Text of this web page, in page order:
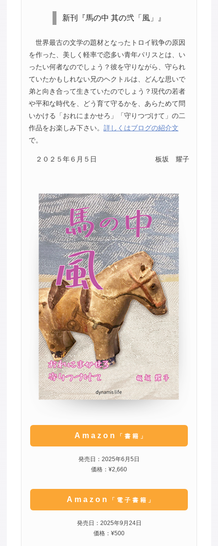
新刊『馬の中 其の弐「風」』
世界最古の文学の題材となったトロイ戦争の原因
を作った、美しく軽率で恋多い青年パリスとは、い
ったい何者なのでしょう？彼を守りながら、守られ
ていたかもしれない兄のヘクトルは、どんな思いで
弟と向き合って生きていたのでしょう？現代の若者
や平和な時代を、どう育て守るかを、あらためて問
いかける「おれにまかせろ」「守りつづけて」の二
作品をお楽しみ下さい。 詳しくはブログの紹介文
で。
２０２５年６月５日 板坂 耀子
Amazon 「書籍」
発売日：2025年6月5日
価格：¥2,660
Amazon 「電子書籍」
発売日：2025年9月24日
価格：¥500